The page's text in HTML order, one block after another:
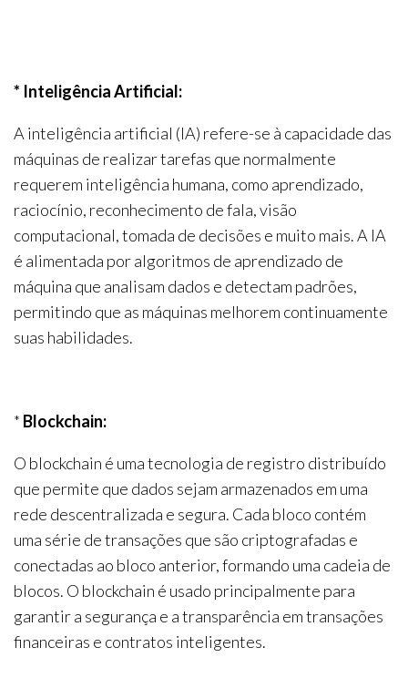
* Inteligência Artificial:
A inteligência artificial (IA) refere-se à capacidade das
máquinas de realizar tarefas que normalmente
requerem inteligência humana, como aprendizado,
raciocínio, reconhecimento de fala, visão
computacional, tomada de decisões e muito mais. A IA
é alimentada por algoritmos de aprendizado de
máquina que analisam dados e detectam padrões,
permitindo que as máquinas melhorem continuamente
suas habilidades.
* Blockchain:
O blockchain é uma tecnologia de registro distribuído
que permite que dados sejam armazenados em uma
rede descentralizada e segura. Cada bloco contém
uma série de transações que são criptografadas e
conectadas ao bloco anterior, formando uma cadeia de
blocos. O blockchain é usado principalmente para
garantir a segurança e a transparência em transações
financeiras e contratos inteligentes.